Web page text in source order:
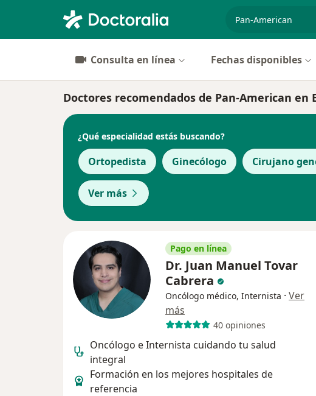
especialidad,
Consulta en línea Fechas disponibles
Doctores recomendados de Pan-American en
¿Qué especialidad estás buscando?
Ortopedista Ginecólogo Cirujano
Ver más
Pago en línea
Dr. Juan Manuel Tovar
Cabrera
Oncólogo médico, Internista · Ver
más
40 opiniones
Oncólogo e Internista cuidando tu salud
integral
Formación en los mejores hospitales de
referencia